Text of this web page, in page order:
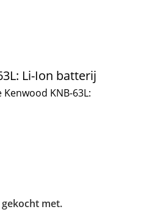
Li-Ion batterij
KNB-63L:
met.